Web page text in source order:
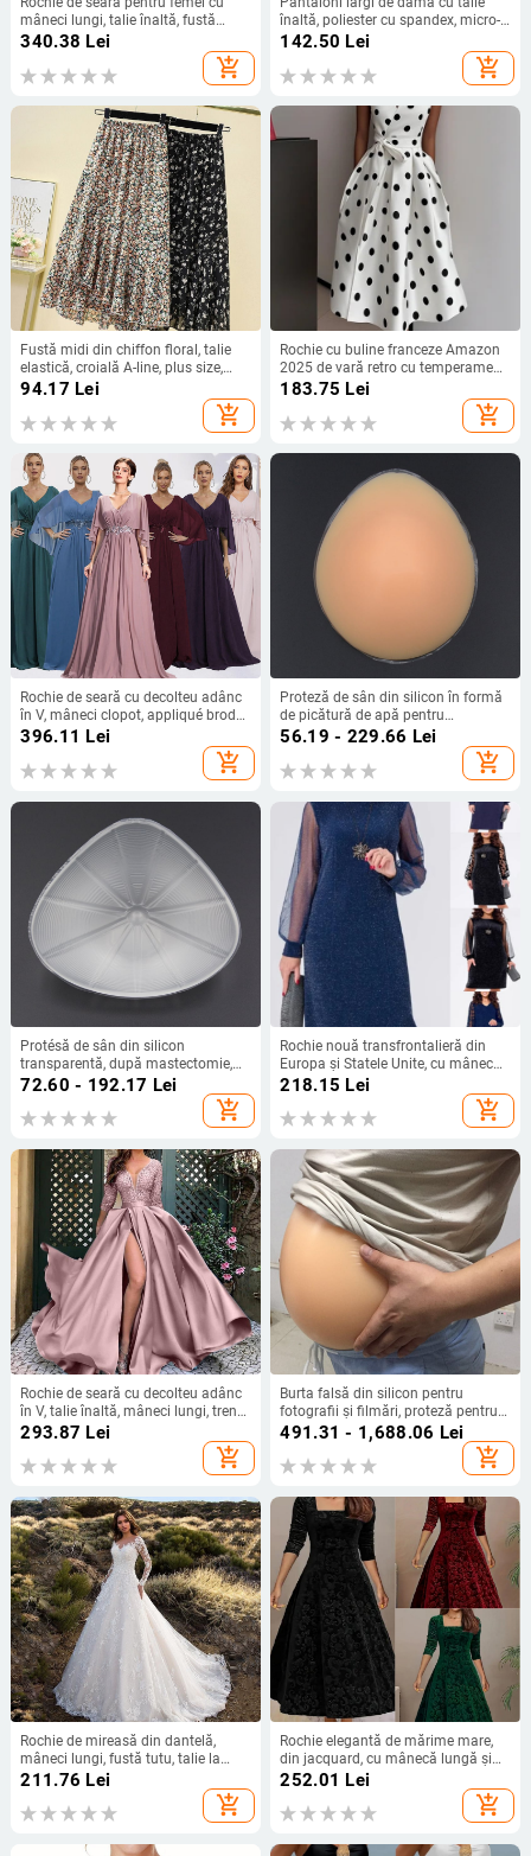
mâneci lungi, talie înaltă, fustă
lungă, țesătură spray metalică,
340.38 Lei
add_shopping_cart
înaltă, poliester cu spandex, micro-
elasticitate, stil street fashionista
142.50 Lei
add_shopping_cart
Fustă midi din chiffon floral, talie
elastică, croială A-line, plus size,
siluetă drapată
94.17 Lei
add_shopping_cart
Rochie cu buline franceze Amazon
2025 de vară retro cu temperament
nou, talie subțire, fustă pentru femei
183.75 Lei
add_shopping_cart
Rochie de seară cu decolteu adânc
în V, mâneci clopot, appliqué brodat
cu paiete, croială lungă A-line
396.11 Lei
add_shopping_cart
Proteză de sân din silicon în formă
de picătură de apă pentru
augmentare, recuperare și
56.19 - 229.66 Lei
add_shopping_cart
Protésă de sân din silicon
transparentă, după mastectomie,
pentru înot și lenjerie
72.60 - 192.17 Lei
add_shopping_cart
Rochie nouă transfrontalieră din
Europa și Statele Unite, cu mânecă
lungă, plasă, cusături argintii, cu
guler rotund, industrie grea, fustă
elegantă de calitate la modă
218.15 Lei
add_shopping_cart
Rochie de seară cu decolteu adânc
în V, talie înaltă, mâneci lungi, tren
mic, fustă lungă
293.87 Lei
add_shopping_cart
Burta falsă din silicon pentru
fotografii și filmări, proteză pentru
sarcină, burtă de bere
491.31 - 1,688.06 Lei
add_shopping_cart
Rochie de mireasă din dantelă,
mâneci lungi, fustă tutu, talie la
mijloc, rochie lungă
211.76 Lei
add_shopping_cart
Rochie elegantă de mărime mare,
din jacquard, cu mânecă lungă și
guler pătrat, din catifea, mărime
americană, 2024
252.01 Lei
add_shopping_cart